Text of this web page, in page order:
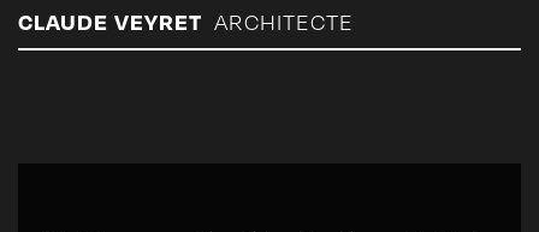
CLAUDE VEYRET ARCHITECTE
Panneau de gestion des cookies